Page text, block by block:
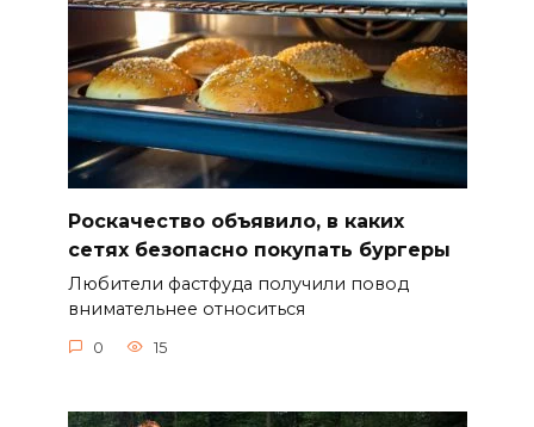
Роскачество объявило, в каких
сетях безопасно покупать бургеры
Любители фастфуда получили повод
внимательнее относиться
0 15